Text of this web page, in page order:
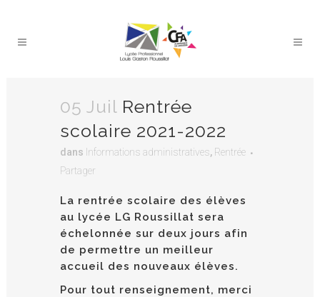
05 Juil Rentrée
scolaire 2021-2022
dans Informations administratives, Rentrée
Partager
La rentrée scolaire des élèves
au lycée LG Roussillat sera
échelonnée sur deux jours afin
de permettre un meilleur
accueil des nouveaux élèves.
Pour tout renseignement, merci